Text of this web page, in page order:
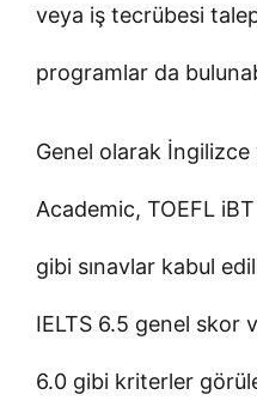
veya iş tecrübesi
programlar da
Genel olarak
Academic, TOEFL
gibi sınavlar kabul
IELTS 6.5 genel skor
6.0 gibi kriterler